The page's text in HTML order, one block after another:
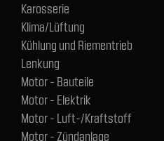
Karosserie
Klima/Lüftung
Kühlung und Riementrieb
Lenkung
Motor - Bauteile
Motor - Elektrik
Motor - Luft-/Kraftstoff
Motor - Zündanlage